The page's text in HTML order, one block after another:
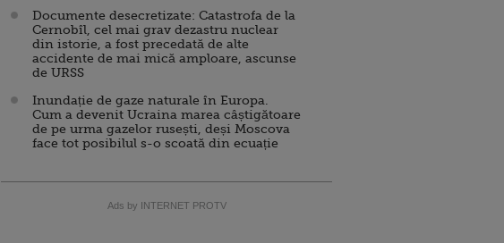
Documente desecretizate: Catastrofa de la
Cernobîl, cel mai grav dezastru nuclear
din istorie, a fost precedată de alte
accidente de mai mică amploare, ascunse
de URSS
Inundație de gaze naturale în Europa.
Cum a devenit Ucraina marea câștigătoare
de pe urma gazelor rusești, deși Moscova
face tot posibilul s-o scoată din ecuație
Ads by INTERNET PROTV